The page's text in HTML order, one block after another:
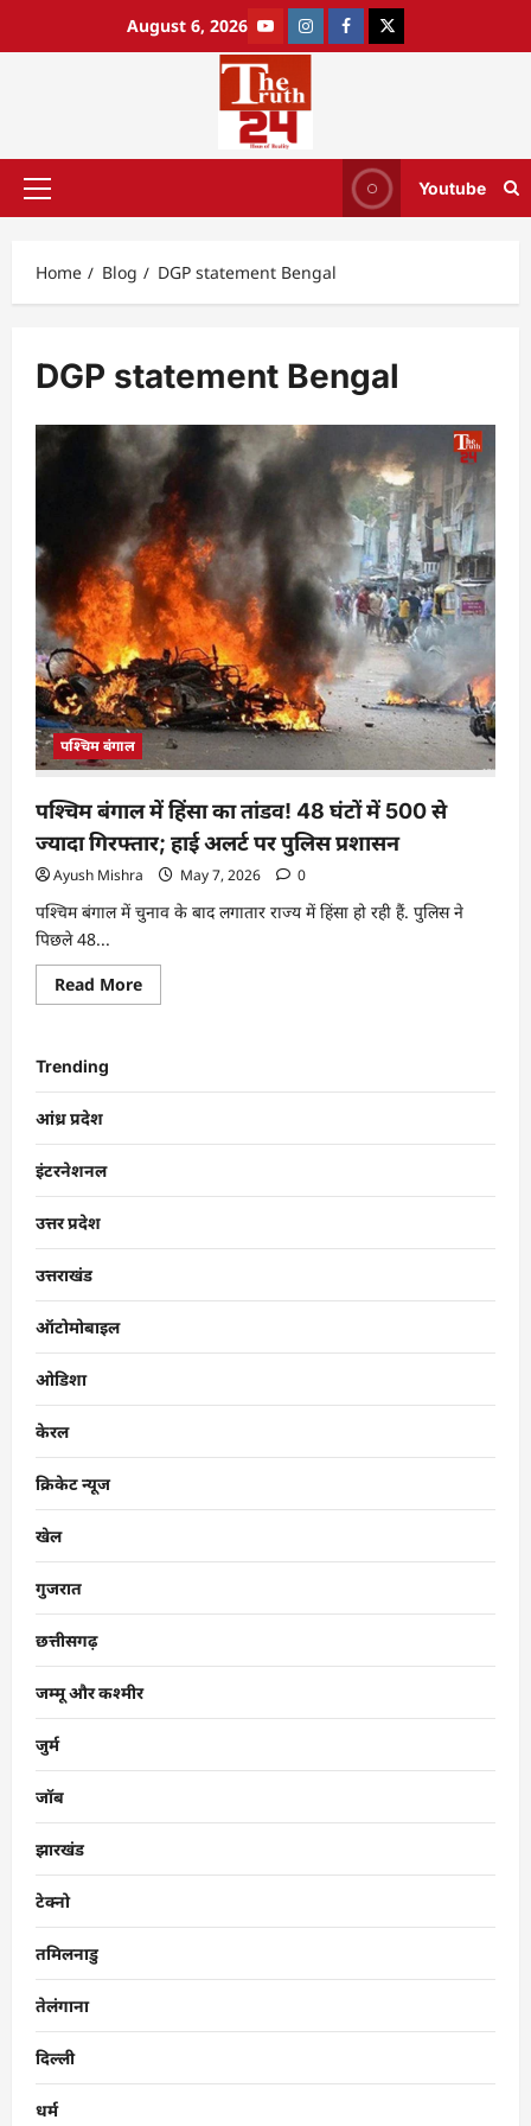
August 6, 2026
Youtube
Home Blog DGP statement Bengal
DGP statement Bengal
पश्चिम बंगाल
पश्चिम बंगाल में हिंसा का तांडव! 48 घंटों में 500 से
ज्यादा गिरफ्तार; हाई अलर्ट पर पुलिस प्रशासन
Ayush Mishra May 7, 2026 0
पश्चिम बंगाल में चुनाव के बाद लगातार राज्य में हिंसा हो रही हैं. पुलिस ने
पिछले 48...
Read More
Trending
आंध्र प्रदेश
इंटरनेशनल
उत्तर प्रदेश
उत्तराखंड
ऑटोमोबाइल
ओडिशा
केरल
क्रिकेट न्यूज
खेल
गुजरात
छत्तीसगढ़
जम्मू और कश्मीर
जुर्म
जॉब
झारखंड
टेक्नो
तमिलनाडु
तेलंगाना
दिल्ली
धर्म